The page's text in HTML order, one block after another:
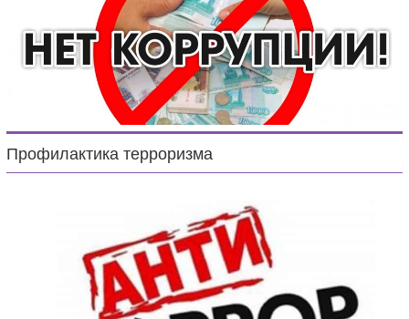
Профилактика терроризма